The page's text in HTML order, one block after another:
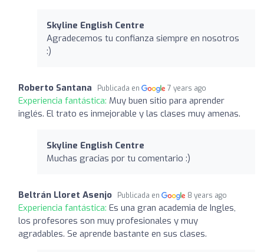
Skyline English Centre
Agradecemos tu confianza siempre en nosotros
:)
Roberto Santana Publicada en 7 years ago
Experiencia fantástica: Muy buen sitio para aprender
inglés. El trato es inmejorable y las clases muy amenas.
Skyline English Centre
Muchas gracias por tu comentario :)
Beltrán Lloret Asenjo Publicada en 8 years ago
Experiencia fantástica: Es una gran academia de Ingles,
los profesores son muy profesionales y muy
agradables. Se aprende bastante en sus clases.